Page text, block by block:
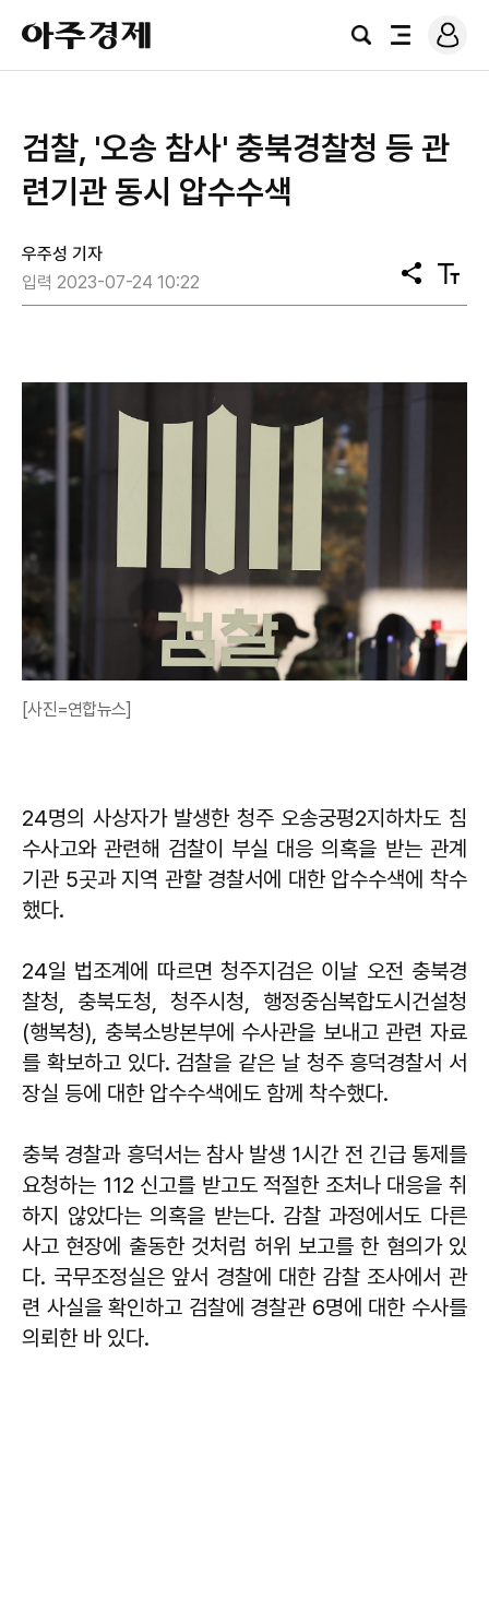
아
주
경
검
전
로
그
검찰, '오송 참사' 충북경찰청 등 관
련기관 동시 압수수색
우주성 기자
입력 2023-07-24 10:22
공
유
텍
스
[사진=연합뉴스]
24명의 사상자가 발생한 청주 오송궁평2지하차도 침
수사고와 관련해 검찰이 부실 대응 의혹을 받는 관계
기관 5곳과 지역 관할 경찰서에 대한 압수수색에 착수
했다.
24일 법조계에 따르면 청주지검은 이날 오전 충북경
찰청, 충북도청, 청주시청, 행정중심복합도시건설청
(행복청), 충북소방본부에 수사관을 보내고 관련 자료
를 확보하고 있다. 검찰을 같은 날 청주 흥덕경찰서 서
장실 등에 대한 압수수색에도 함께 착수했다.
충북 경찰과 흥덕서는 참사 발생 1시간 전 긴급 통제를
요청하는 112 신고를 받고도 적절한 조처나 대응을 취
하지 않았다는 의혹을 받는다. 감찰 과정에서도 다른
사고 현장에 출동한 것처럼 허위 보고를 한 혐의가 있
다. 국무조정실은 앞서 경찰에 대한 감찰 조사에서 관
련 사실을 확인하고 검찰에 경찰관 6명에 대한 수사를
의뢰한 바 있다.